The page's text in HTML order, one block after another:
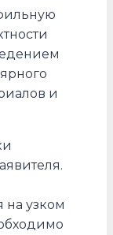
и
на узком